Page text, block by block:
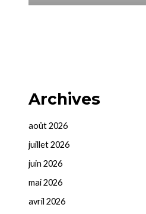
Archives
août 2026
juillet 2026
juin 2026
mai 2026
avril 2026